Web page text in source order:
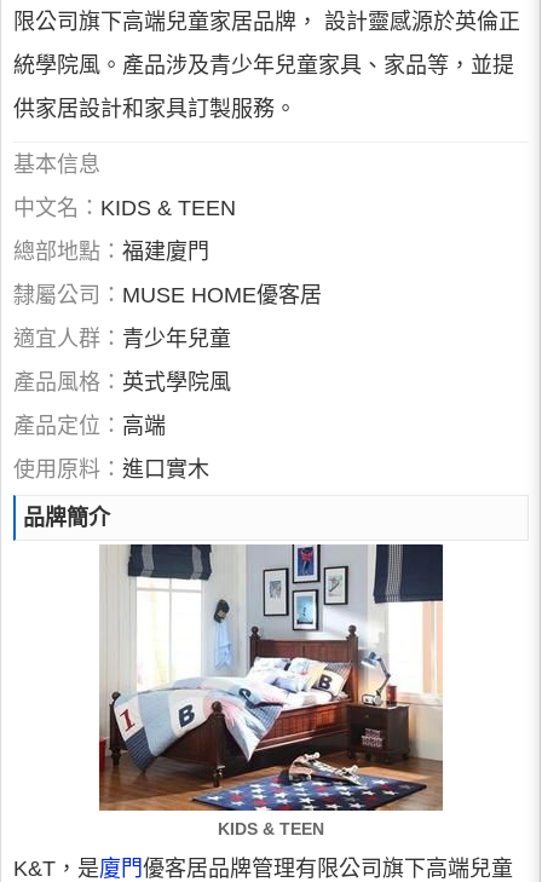
限公司旗下高端兒童家居品牌， 設計靈感源於英倫正
統學院風。產品涉及青少年兒童家具、家品等，並提
供家居設計和家具訂製服務。
基本信息
中文名： KIDS & TEEN
總部地點： 福建廈門
隸屬公司： MUSE HOME優客居
適宜人群： 青少年兒童
產品風格： 英式學院風
產品定位： 高端
使用原料： 進口實木
品牌簡介
KIDS & TEEN
K&T，是廈門優客居品牌管理有限公司旗下高端兒童